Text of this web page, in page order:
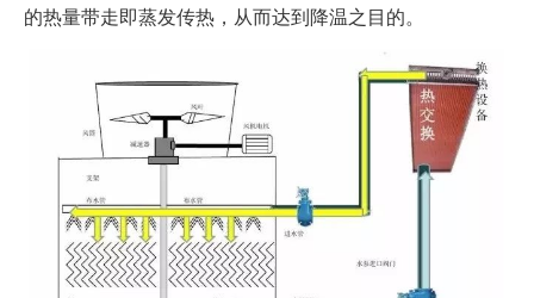
的热量带走即蒸发传热，从而达到降温之目的。